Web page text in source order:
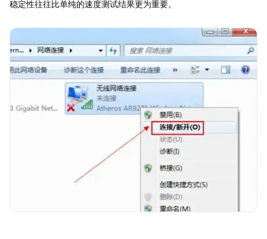
稳定性往往比单纯的速度测试结果更为重要。